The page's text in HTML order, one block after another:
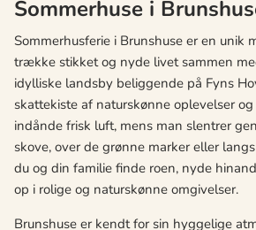
Sommerhuse i
Sommerhusferie i Brunshuse er en unik
trække stikket og nyde livet sammen
idylliske landsby beliggende på Fyns
skattekiste af naturskønne oplevelser
indånde frisk luft, mens man slentrer
skove, over de grønne marker eller
du og din familie finde roen, nyde
op i rolige og naturskønne omgivelser.
Brunshuse er kendt for sin hyggelige